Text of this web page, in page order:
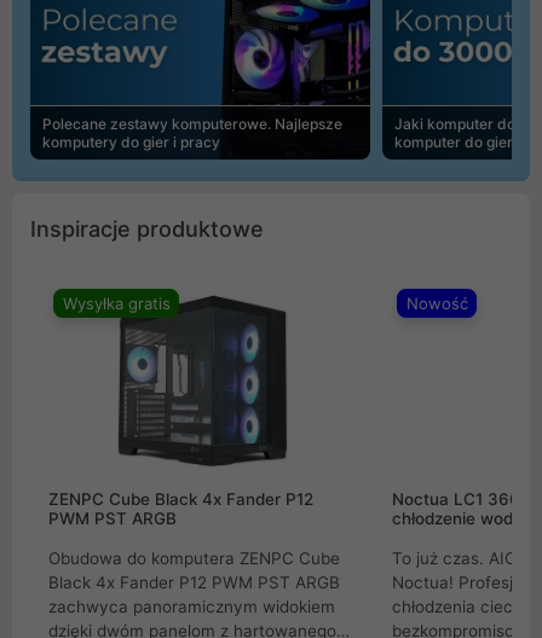
Polecane zestawy komputerowe. Najlepsze
komputery do gier i pracy
Jaki komputer do
komputer do gier |
Inspiracje produktowe
Wysyłka gratis
ZENPC Cube Black 4x Fander P12
PWM PST ARGB
Obudowa do komputera ZENPC Cube
Black 4x Fander P12 PWM PST ARGB
zachwyca panoramicznym widokiem
dzięki dwóm panelom z hartowanego
Nowość
Noctua LC1
chłodzenie wodne
To już czas. AIO
Noctua!
chłodzenia cieczą